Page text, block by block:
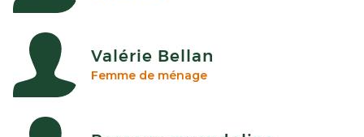
Valérie Bellan
Femme de ménage